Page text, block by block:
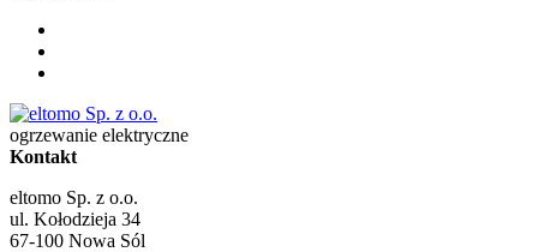
ogrzewanie elektryczne
Kontakt
eltomo Sp. z o.o.
ul. Kołodzieja 34
67-100 Nowa Sól